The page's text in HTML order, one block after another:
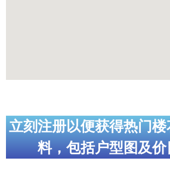
立刻注册以便获得热门
料，包括户型图及